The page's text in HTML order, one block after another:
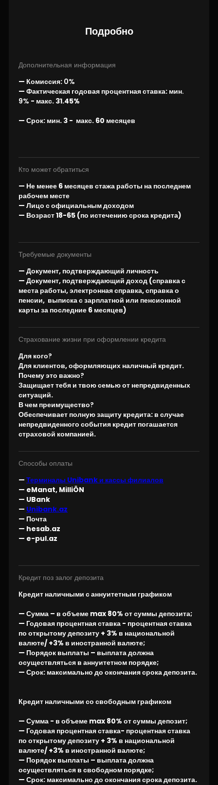
Подробно
Дополнительная информация
— Комиссия: 0%
— Фактическая годовая процентная ставка: мин.
9% - макс. 31.45%
— Срок: мин. 3 - макс. 60 месяцев
Кто может обратиться
— Не менее 6 месяцев стажа работы на последнем
рабочем месте
— Лицо с официальным доходом
— Возраст 18-65 (по истечению срока кредита)
Требуемые документы
— Документ, подтверждающий личность
— Документ, подтверждающий доход (справка с
места работы, электронная справка, справка о
пенсии, выписка с зарплатной или пенсионной
карты за последние 6 месяцев)
Страхование жизни при оформлении кредита
Для кого?
Для клиентов, оформляющих наличный кредит.
Почему это важно?
Защищает тебя и твою семью от непредвиденных
ситуаций.
В чем преимущество?
Обеспечивает полную защиту кредита: в случае
непредвиденного события кредит погашается
страховой компанией.
Способы оплаты
— Терминалы Unibank и кассы филиалов
— eManat, MilliÖN
— UBank
— Unibank.az
— Почта
— hesab.az
— e-pul.az
Кредит поз залог депозита
Кредит наличными с аннуитетным графиком
— Сумма – в объеме max 80% от суммы депозита;
— Годовая процентная ставка - процентная ставка
по открытому депозиту + 3% в национальной
валюте/ +3% в иностранной валюте;
— Порядок выплаты – выплата должна
осуществляться в аннуитетном порядке;
— Срок: максимально до окончания срока депозита.
Кредит наличными со свободным графиком
— Сумма - в объеме max 80% от суммы депозит;
— Годовая процентная ставка- процентная ставка
по открытому депозиту + 3% в национальной
валюте/ +3% в иностранной валюте;
— Порядок выплаты – выплата должна
осуществляться в свободном порядке;
— Срок: максимально до окончания срока депозита.